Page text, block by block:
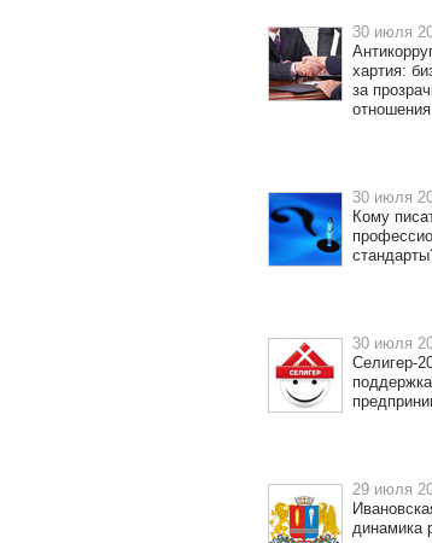
30 июля
хартия:
за
30 июля
Кому
30 июля
Селигер-
29 июля
динамика